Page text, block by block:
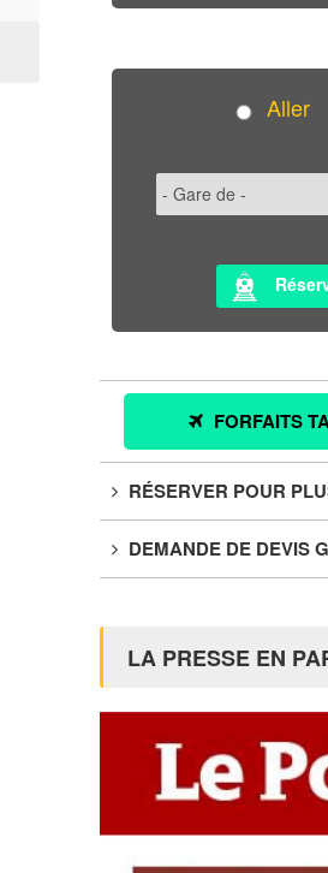
Aller
FORFAITS
RÉSERVER POUR
DEMANDE DE DEVIS
LA PRESSE EN